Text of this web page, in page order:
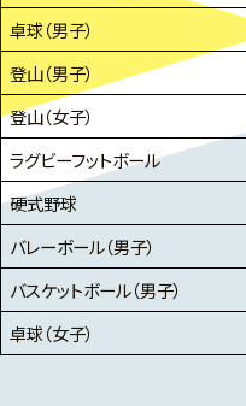
卓球（男子）
登山（男子）
登山（女子）
ラグビーフットボール
硬式野球
バレーボール（男子）
バスケットボール（男子）
卓球（女子）